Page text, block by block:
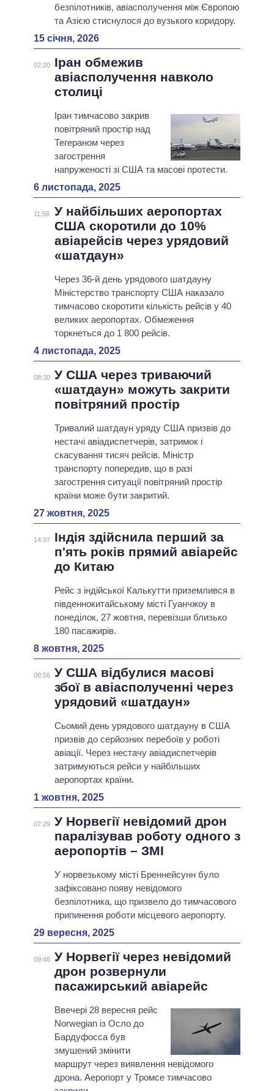
безпілотників, авіасполучення між Європою
та Азією стиснулося до вузького коридору.
15 січня, 2026
02:20
Іран обмежив
авіасполучення навколо
столиці
Іран тимчасово закрив
повітряний простір над
Тегераном через
загострення
напруженості зі США та масові протести.
6 листопада, 2025
11:58
У найбільших аеропортах
США скоротили до 10%
авіарейсів через урядовий
«шатдаун»
Через 36-й день урядового шатдауну
Міністерство транспорту США наказало
тимчасово скоротити кількість рейсів у 40
великих аеропортах. Обмеження
торкнеться до 1 800 рейсів.
4 листопада, 2025
08:30 У США через триваючий
«шатдаун» можуть закрити
повітряний простір
Тривалий шатдаун уряду США призвів до
нестачі авіадиспетчерів, затримок і
скасування тисяч рейсів. Міністр
транспорту попередив, що в разі
загострення ситуації повітряний простір
країни може бути закритий.
27 жовтня, 2025
14:37
Індія здійснила перший за
п'ять років прямий авіарейс
до Китаю
Рейс з індійської Калькутти приземлився в
південнокитайському місті Гуанчжоу в
понеділок, 27 жовтня, перевізши близько
180 пасажирів.
8 жовтня, 2025
08:56 У США відбулися масові
збої в авіасполученні через
урядовий «шатдаун»
Сьомий день урядового шатдауну в США
призвів до серйозних перебоїв у роботі
авіації. Через нестачу авіадиспетчерів
затримуються рейси у найбільших
аеропортах країни.
1 жовтня, 2025
07:29 У Норвегії невідомий дрон
паралізував роботу одного з
аеропортів – ЗМІ
У норвезькому місті Бреннейсунн було
зафіксовано появу невідомого
безпілотника, що призвело до тимчасового
припинення роботи місцевого аеропорту.
29 вересня, 2025
09:48 У Норвегії через невідомий
дрон розвернули
пасажирський авіарейс
Ввечері 28 вересня рейс
Norwegian із Осло до
Бардуфосса був
змушений змінити
маршрут через виявлення невідомого
дрона. Аеропорт у Тромсе тимчасово